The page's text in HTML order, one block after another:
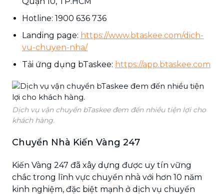
Hotline: 1900 636 736
Landing page: https://www.btaskee.com/dich-
vu-chuyen-nha/
Tải ứng dụng bTaskee: https://app.btaskee.com
Dịch vụ vận chuyển bTaskee đem đến nhiều tiện lợi cho
khách hàng.
Chuyển Nhà Kiến Vàng 247
Kiến Vàng 247 đã xây dựng được uy tín vững
chắc trong lĩnh vực chuyển nhà với hơn 10 năm
kinh nghiệm, đặc biệt mạnh ở dịch vụ chuyển